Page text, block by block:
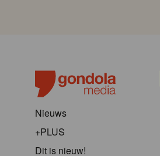
Nieuws
+PLUS
Dit is nieuw!